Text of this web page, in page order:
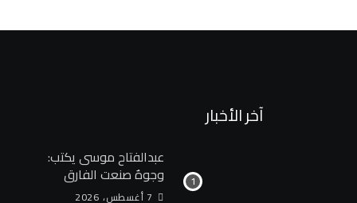
آخر الأخبار
عبدالفتاح موسى يكتب:
وجوهٌ صنعت الفارق
7 أغسطس، 2026